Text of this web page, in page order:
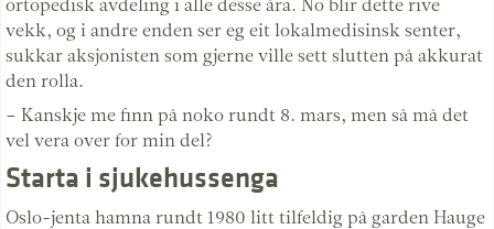
ortopedisk avdeling i alle desse åra. No blir dette rive
vekk, og i andre enden ser eg eit lokalmedisinsk senter,
sukkar aksjonisten som gjerne ville sett slutten på akkurat
den rolla.
– Kanskje me finn på noko rundt 8. mars, men så må det
vel vera over for min del?
Starta i sjukehussenga
Oslo-jenta hamna rundt 1980 litt tilfeldig på garden Hauge